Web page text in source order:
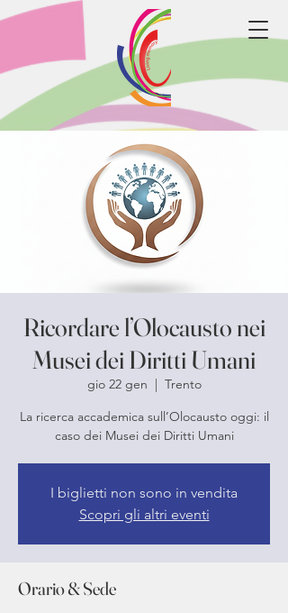
Ricordare l’Olocausto nei
Musei dei Diritti Umani
gio 22 gen
  |
Trento
La ricerca accademica sull’Olocausto oggi: il
caso dei Musei dei Diritti Umani
I biglietti non sono in vendita
Scopri gli altri eventi
Orario & Sede